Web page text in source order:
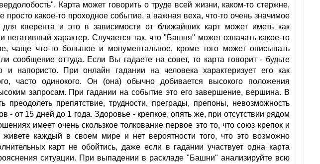
Карта может говорить о труде всей жизни, каком-то стержне,
просто какое-то проходное событие, а важная веха, что-то очень значимое
для кверента и это в зависимости от ближайших карт может иметь как
негативный характер. Случается так, что "Башня" может означать какое-то
чаще что-то большое и монументальное, кроме того может описывать
сообщение оттуда. Если Вы гадаете на совет, то карта говорит - будьте
и напористо. При онлайн гадании на человека характеризует его как
часто одинокого. Он (она) обычно добивается высокого положения
запросам. При гадании на событие это его завершение, вершина. В
преодолеть препятствие, трудности, преграды, препоны, невозможность
- от 15 дней до 1 года. Здоровье - крепкое, опять же, при отсутствии рядом
имеет очень скользкое толкование первое это то, что союз крепок и
каждый в своем мире и нет вероятности того, что это возможно
карт не обойтись, даже если в гадании участвует одна карта
ситуации. При выпадении в раскладе "Башни" анализируйте всю